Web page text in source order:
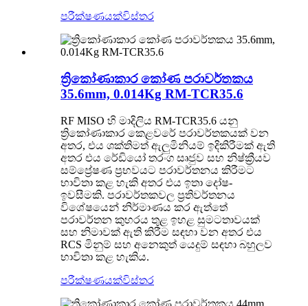
පරීක්ෂණයක්විස්තර
ත්‍රිකෝණාකාර කෝණ පරාවර්තකය
35.6mm, 0.014Kg RM-TCR35.6
RF MISO හි මාදිලිය RM-TCR35.6 යනු
ත්‍රිකෝණාකාර කෙළවරේ පරාවර්තකයක් වන
අතර, එය ශක්තිමත් ඇලුමිනියම් ඉදිකිරීමක් ඇති
අතර එය රේඩියෝ තරංග සෘජුව සහ නිෂ්ක්‍රීයව
සම්ප්‍රේෂණ ප්‍රභවයට පරාවර්තනය කිරීමට
භාවිතා කළ හැකි අතර එය ඉතා දෝෂ-
ඉවසීමකි. පරාවර්තකවල ප්‍රතිවර්තනය
විශේෂයෙන් නිර්මාණය කර ඇත්තේ
පරාවර්තන කුහරය තුළ ඉහළ සුමටතාවයක්
සහ නිමාවක් ඇති කිරීම සඳහා වන අතර එය
RCS මිනුම් සහ අනෙකුත් යෙදුම් සඳහා බහුලව
භාවිතා කළ හැකිය.
පරීක්ෂණයක්විස්තර